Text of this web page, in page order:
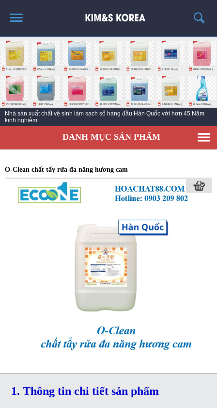
TRANG CHỦ
GIỚI THIỆU
THÔNG TIN SẢN PHẨM
TIN TỨC
LIÊN HỆ
EC KY NƯỚC TẨY RỬA CÔNG NGHIỆP ECO ONE
Nước tẩy rửa vệ sinh làm sạch hàng đầu thế giới trong lĩnh vực làm sạch công
nghiệp
DANH MỤC SẢN PHẨM
O-Clean chất tẩy rửa đa năng hương cam
1. Thông tin chi tiết sản phẩm